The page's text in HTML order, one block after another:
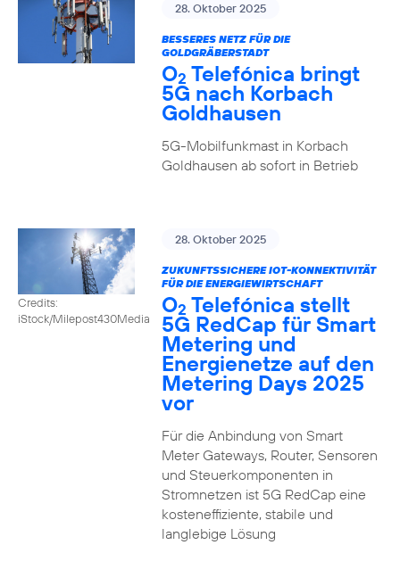
28. Oktober 2025
BESSERES NETZ FÜR DIE
GOLDGRÄBERSTADT
O2 Telefónica bringt
5G nach Korbach
Goldhausen
5G-Mobilfunkmast in Korbach
Goldhausen ab sofort in Betrieb
Credits:
iStock/Milepost430Media
28. Oktober 2025
ZUKUNFTSSICHERE IOT-KONNEKTIVITÄT
FÜR DIE ENERGIEWIRTSCHAFT
O2 Telefónica stellt
5G RedCap für Smart
Metering und
Energienetze auf den
Metering Days 2025
vor
Für die Anbindung von Smart
Meter Gateways, Router, Sensoren
und Steuerkomponenten in
Stromnetzen ist 5G RedCap eine
kosteneffiziente, stabile und
langlebige Lösung